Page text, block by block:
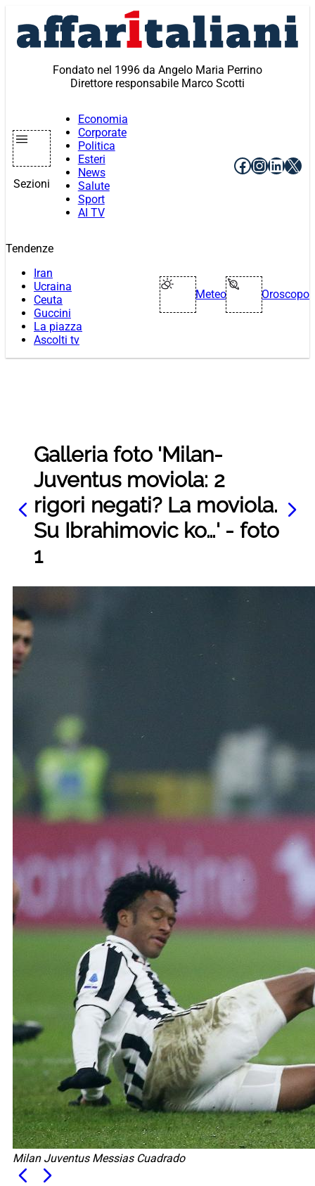
contenuto
Fondato nel 1996 da Angelo Maria Perrino
Direttore responsabile Marco Scotti
Sezioni
Economia
Corporate
Politica
Esteri
News
Salute
Sport
AI TV
Facebook
X
Tendenze
Iran
Ucraina
Ceuta
Guccini
La piazza
Ascolti tv
Meteo Oroscopo
Galleria foto 'Milan-
Juventus moviola: 2
rigori negati? La moviola.
Su Ibrahimovic ko…' - foto
1
Milan Juventus Messias Cuadrado